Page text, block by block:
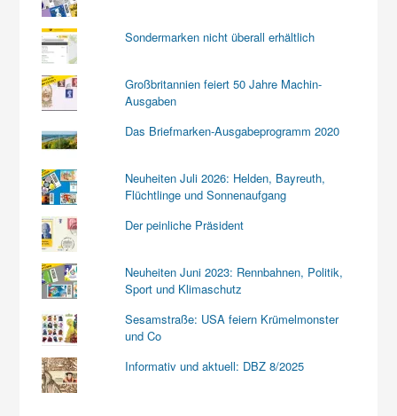
Sondermarken nicht überall erhältlich
Großbritannien feiert 50 Jahre Machin-
Ausgaben
Das Briefmarken-Ausgabeprogramm 2020
Neuheiten Juli 2026: Helden, Bayreuth,
Flüchtlinge und Sonnenaufgang
Der peinliche Präsident
Neuheiten Juni 2023: Rennbahnen, Politik,
Sport und Klimaschutz
Sesamstraße: USA feiern Krümelmonster
und Co
Informativ und aktuell: DBZ 8/2025